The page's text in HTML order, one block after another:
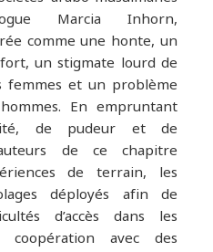
Marcia Inhorn,
comme une honte, un
un stigmate lourd de
femmes et un problème
En empruntant
de pudeur et de
de ce chapitre
de terrain, les
déployés afin de
d’accès dans les
coopération avec des